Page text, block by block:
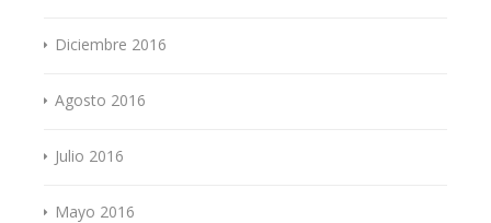
Diciembre 2016
Agosto 2016
Julio 2016
Mayo 2016